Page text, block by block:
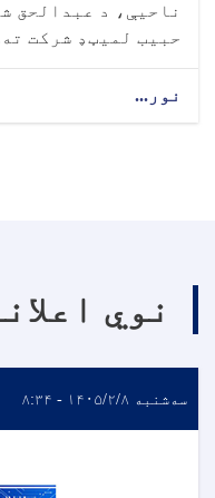
ناحیې، د عبدالحق
حبیب لمیټډ شرکت
نور...
نوي
سه‌شنبه ۱۴۰۵/۲/۸ - ۸:۳۴